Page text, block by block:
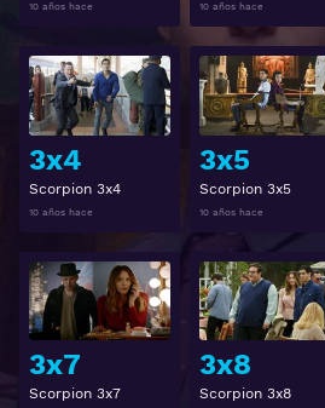
10 años hace 10 años hace
3x4
Scorpion 3x4
10 años hace
Ver
3x5
Scorpion 3x5
10 años hace
3x7
Scorpion 3x7
Ver
3x8
Scorpion 3x8